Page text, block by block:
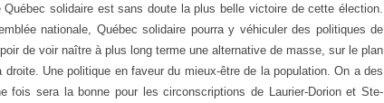
solidaire est sans doute la plus belle victoire de cette élection.
nationale, Québec solidaire pourra y véhiculer des politiques de
de voir naître à plus long terme une alternative de masse, sur le plan
Une politique en faveur du mieux-être de la population. On a des
fois sera la bonne pour les circonscriptions de Laurier-Dorion et Ste-